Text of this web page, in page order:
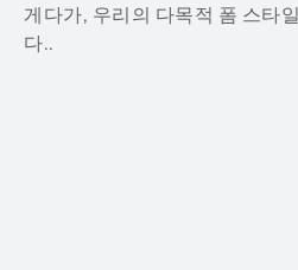
게다가, 우리의 다목적 폼 스타
다..